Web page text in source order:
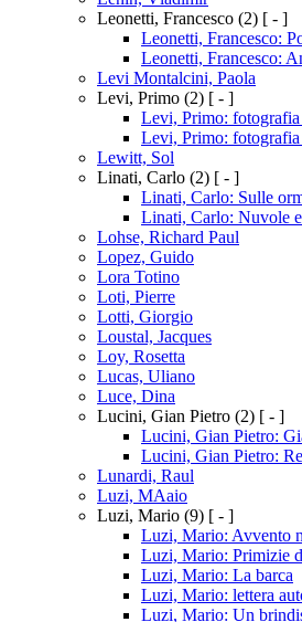
Leonetti, Francesco (2) [ - ]
Leonetti, Francesco:
Leonetti, Francesco:
Levi Montalcini, Paola
Levi, Primo (2) [ - ]
Levi, Primo:
Levi, Primo:
Lewitt, Sol
Linati, Carlo (2) [ - ]
Linati, Carlo: Sulle
Linati, Carlo: Nuvole e
Lohse, Richard Paul
Lopez, Guido
Lora Totino
Loti, Pierre
Lotti, Giorgio
Loustal, Jacques
Loy, Rosetta
Lucas, Uliano
Luce, Dina
Lucini, Gian Pietro (2) [ - ]
Lucini, Gian Pietro:
Lucini, Gian Pietro:
Lunardi, Raul
Luzi, MAaio
Luzi, Mario (9) [ - ]
Luzi, Mario: Avvento
Luzi, Mario: Primizie
Luzi, Mario: La barca
Luzi, Mario: lettera
Luzi, Mario: Un